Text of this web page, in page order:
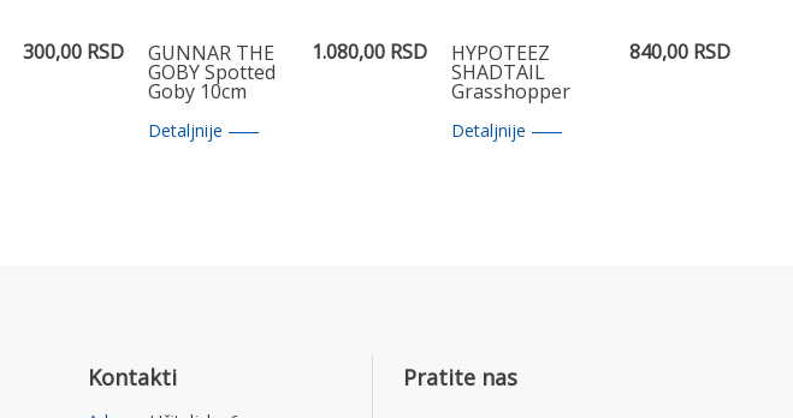
300,00 RSD GUNNAR THE
GOBY Spotted
Goby 10cm
1.080,00 RSD
Detaljnije
HYPOTEEZ
SHADTAIL
Grasshopper
840,00 RSD
Detaljnije
Kontakti Pratite nas